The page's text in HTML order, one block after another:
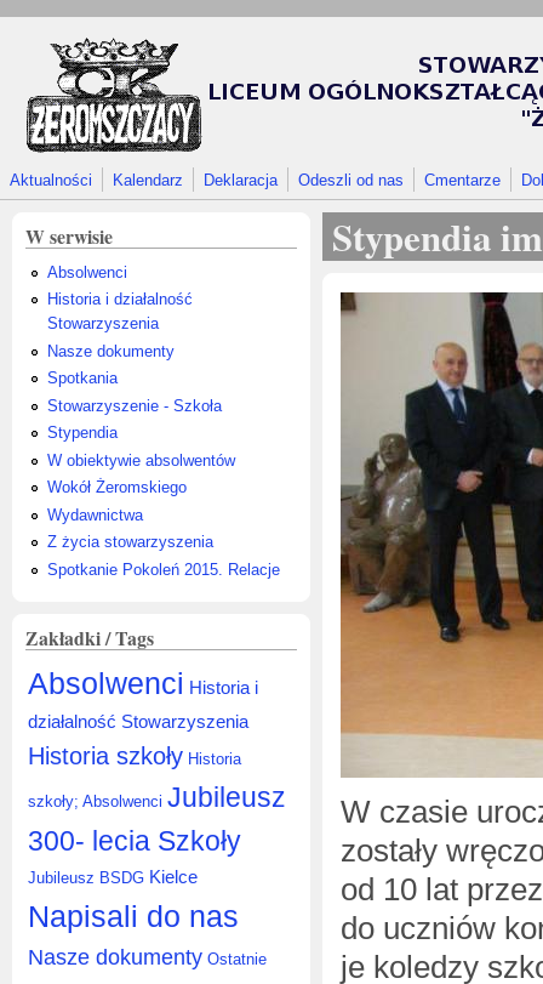
Aktualności Kalendarz Deklaracja Odeszli od nas Cmentarze
W serwisie
Absolwenci
Historia i działalność
Stowarzyszenia
Nasze dokumenty
Spotkania
Stowarzyszenie - Szkoła
Stypendia
W obiektywie absolwentów
Wokół Żeromskiego
Wydawnictwa
Z życia stowarzyszenia
Spotkanie Pokoleń 2015. Relacje
Zakładki / Tags
Absolwenci Historia i
działalność Stowarzyszenia
Historia szkoły Historia
szkoły; Absolwenci Jubileusz
300- lecia Szkoły
Jubileusz BSDG Kielce
Napisali do nas
Nasze dokumenty Ostatnie
Stypendia
W czasie
zostały
od 10 lat
do uczniów
je koledzy